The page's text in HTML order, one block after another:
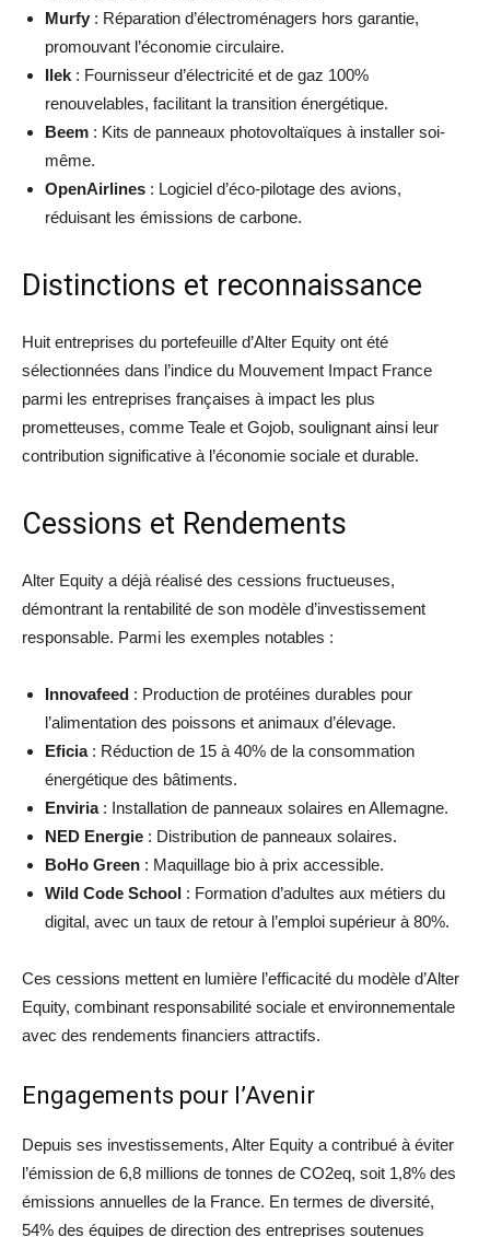
Murfy : Réparation d’électroménagers hors garantie,
promouvant l’économie circulaire.
Ilek : Fournisseur d’électricité et de gaz 100%
renouvelables, facilitant la transition énergétique.
Beem : Kits de panneaux photovoltaïques à installer soi-
même.
OpenAirlines : Logiciel d’éco-pilotage des avions,
réduisant les émissions de carbone.
Distinctions et reconnaissance
Huit entreprises du portefeuille d’Alter Equity ont été
sélectionnées dans l’indice du Mouvement Impact France
parmi les entreprises françaises à impact les plus
prometteuses, comme Teale et Gojob, soulignant ainsi leur
contribution significative à l’économie sociale et durable.
Cessions et Rendements
Alter Equity a déjà réalisé des cessions fructueuses,
démontrant la rentabilité de son modèle d’investissement
responsable. Parmi les exemples notables :
Innovafeed : Production de protéines durables pour
l’alimentation des poissons et animaux d’élevage.
Eficia: Réduction de 15 à 40% de la consommation
énergétique des bâtiments.
Enviria: Installation de panneaux solaires en Allemagne.
NED Energie : Distribution de panneaux solaires.
BoHo Green : Maquillage bio à prix accessible.
Wild Code School : Formation d’adultes aux métiers du
digital, avec un taux de retour à l’emploi supérieur à 80%.
Ces cessions mettent en lumière l’efficacité du modèle d’Alter
Equity, combinant responsabilité sociale et environnementale
avec des rendements financiers attractifs.
Engagements pour l’Avenir
Depuis ses investissements, Alter Equity a contribué à éviter
l’émission de 6,8 millions de tonnes de CO2eq, soit 1,8% des
émissions annuelles de la France. En termes de diversité,
54% des équipes de direction des entreprises soutenues